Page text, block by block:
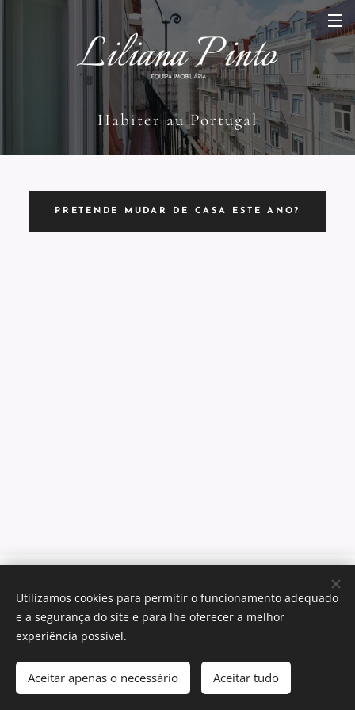
Habiter au Portugal
PRETENDE MUDAR DE CASA ESTE ANO?
Todos os direitos reservados 2023
Idiomas
Português
Français
Utilizamos cookies para permitir o funcionamento adequado
e a segurança do site e para lhe oferecer a melhor
experiência possível.
Aceitar apenas o necessário Aceitar tudo